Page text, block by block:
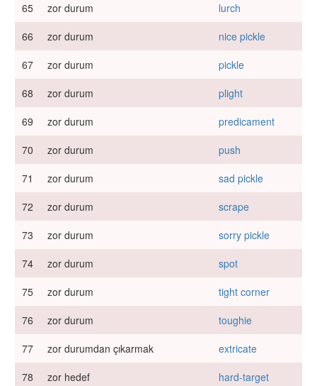
65
zor durum
lurch
66
zor durum
nice pickle
67
zor durum
pickle
68
zor durum
plight
69
zor durum
predicament
70
zor durum
push
71
zor durum
sad pickle
72
zor durum
scrape
73
zor durum
sorry pickle
74
zor durum
spot
75
zor durum
tight corner
76
zor durum
toughie
77
zor durumdan çıkarmak
extricate
78
zor hedef
hard-target